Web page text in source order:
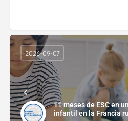
11 meses de ESC en
infantil en la Francia
2026-09-07